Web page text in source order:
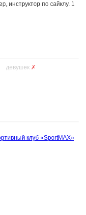
инструктор по сайклу. 1
девушек ✗
клуб «SportMAX»